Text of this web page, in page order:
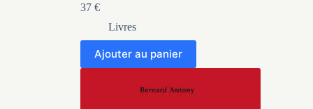
37 €
Livres
Ajouter au panier